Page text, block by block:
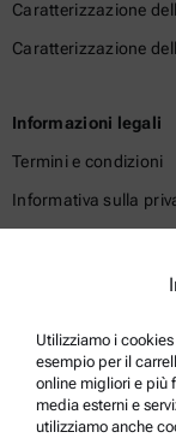
Caratterizzazione
Caratterizzazione
Informazioni legali
Termini e condizioni
Informativa sulla
Marchi di fabbrica
Sistema di
Utilizziamo i
esempio per il
online migliori e più
media esterni e
utilizziamo anche